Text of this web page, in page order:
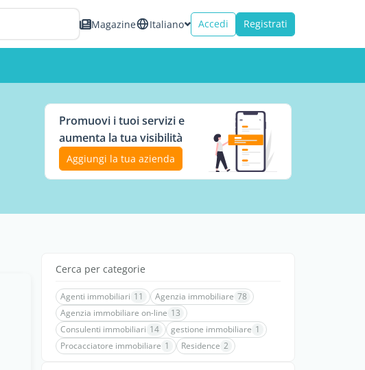
Magazine Italiano Accedi Registrati
Promuovi i tuoi servizi e
aumenta la tua visibilità
Aggiungi la tua azienda
Cerca per categorie
Agenti immobiliari 11 Agenzia immobiliare 78
Agenzia immobiliare on-line 13
Consulenti immobiliari 14 gestione immobiliare 1
Procacciatore immobiliare 1 Residence 2